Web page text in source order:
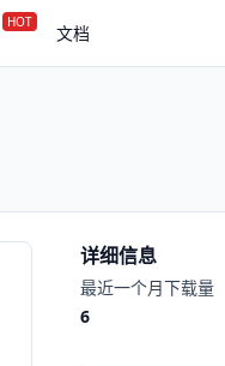
HOT 文档
详细信息
最近一个月下载量
6